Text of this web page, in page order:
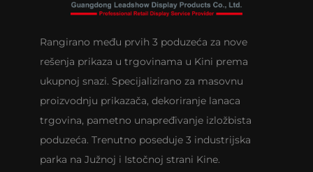
Rangirano među prvih 3 poduzeća za nove
rešenja prikaza u trgovinama u Kini prema
ukupnoj snazi. Specijalizirano za masovnu
proizvodnju prikazača, dekoriranje lanaca
trgovina, pametno unapređivanje izložbista
poduzeća. Trenutno poseduje 3 industrijska
parka na Južnoj i Istočnoj strani Kine.